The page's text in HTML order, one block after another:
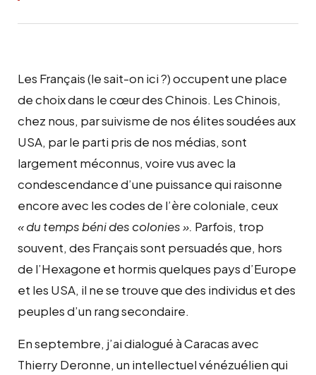
Les Français (le sait-on ici ?) occupent une place
de choix dans le cœur des Chinois. Les Chinois,
chez nous, par suivisme de nos élites soudées aux
USA, par le parti pris de nos médias, sont
largement méconnus, voire vus avec la
condescendance d’une puissance qui raisonne
encore avec les codes de l’ère coloniale, ceux
« du temps béni des colonies ». Parfois, trop
souvent, des Français sont persuadés que, hors
de l’Hexagone et hormis quelques pays d’Europe
et les USA, il ne se trouve que des individus et des
peuples d’un rang secondaire.
En septembre, j’ai dialogué à Caracas avec
Thierry Deronne, un intellectuel vénézuélien qui